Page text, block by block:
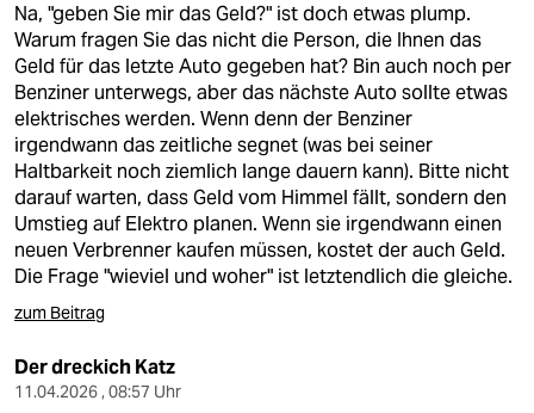
Na, "geben Sie mir das Geld?" ist doch etwas plump.
Warum fragen Sie das nicht die Person, die Ihnen das
Geld für das letzte Auto gegeben hat? Bin auch noch per
Benziner unterwegs, aber das nächste Auto sollte etwas
elektrisches werden. Wenn denn der Benziner
irgendwann das zeitliche segnet (was bei seiner
Haltbarkeit noch ziemlich lange dauern kann). Bitte nicht
darauf warten, dass Geld vom Himmel fällt, sondern den
Umstieg auf Elektro planen. Wenn sie irgendwann einen
neuen Verbrenner kaufen müssen, kostet der auch Geld.
Die Frage "wieviel und woher" ist letztendlich die gleiche.
zum Beitrag
Der dreckich Katz
11.04.2026 , 08:57 Uhr